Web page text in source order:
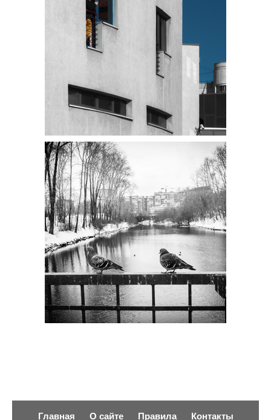
Главная О сайте Правила Контакты